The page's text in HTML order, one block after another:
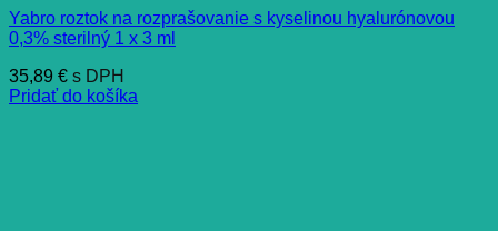
Yabro roztok na rozprašovanie s kyselinou hyalurónovou
0,3% sterilný 1 x 3 ml
35,89 € s DPH
Pridať do košíka